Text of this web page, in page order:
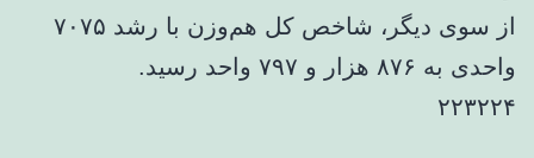
از سوی دیگر، شاخص کل هم‌وزن با رشد ۷۰۷۵
واحدی به ۸۷۶ هزار و ۷۹۷ واحد رسید.
۲۲۳۲۲۴